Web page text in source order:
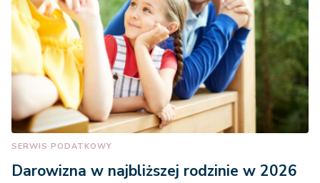
SERWIS PODATKOWY
Darowizna w najbliższej rodzinie w 2026